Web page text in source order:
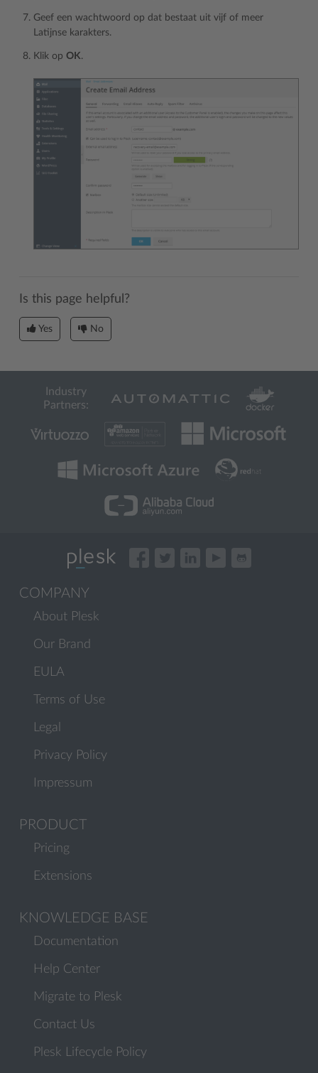
Geef een wachtwoord op dat bestaat uit vijf of meer
Latijnse karakters.
Klik op OK.
Is this page helpful?
Yes No
Industry
Partners:
COMPANY
About Plesk
Our Brand
EULA
Terms of Use
Legal
Privacy Policy
Impressum
PRODUCT
Pricing
Extensions
KNOWLEDGE BASE
Documentation
Help Center
Migrate to Plesk
Contact Us
Plesk Lifecycle Policy